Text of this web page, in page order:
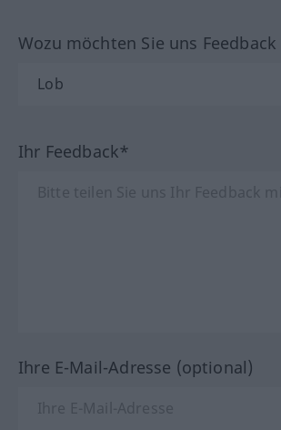
Wozu möchten Sie uns
Ihr Feedback*
Ihre E-Mail-Adresse (optional)